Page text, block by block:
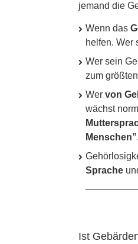
jemand die
Wenn das
helfen. Wer
Wer sein
zum größten
Wer von
wächst
Menschen”.
Sprache
Ist